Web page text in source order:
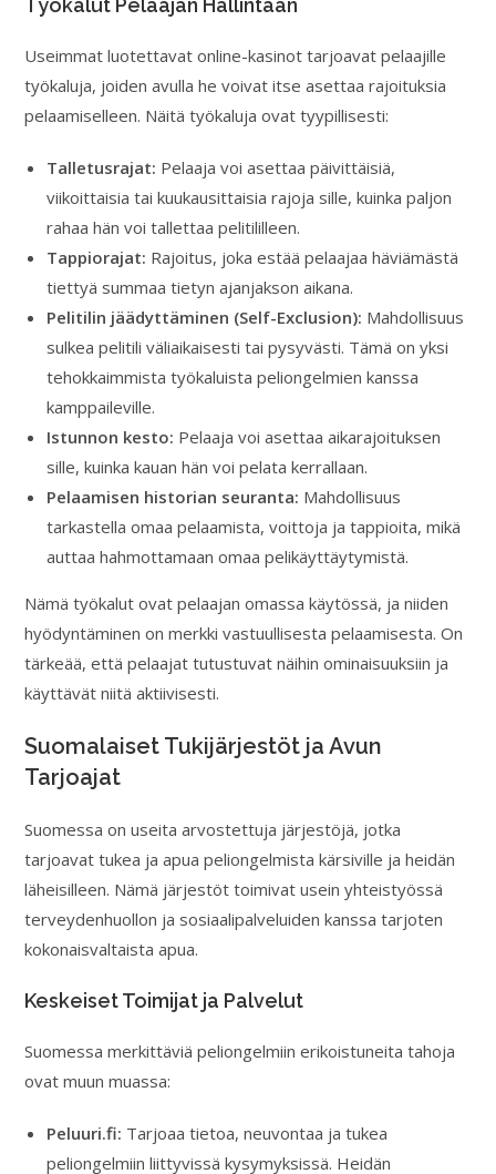
Työkalut Pelaajan Hallintaan
Useimmat luotettavat online-kasinot tarjoavat pelaajille
työkaluja, joiden avulla he voivat itse asettaa rajoituksia
pelaamiselleen. Näitä työkaluja ovat tyypillisesti:
Talletusrajat: Pelaaja voi asettaa päivittäisiä,
viikoittaisia tai kuukausittaisia rajoja sille, kuinka paljon
rahaa hän voi tallettaa pelitililleen.
Tappiorajat: Rajoitus, joka estää pelaajaa häviämästä
tiettyä summaa tietyn ajanjakson aikana.
Pelitilin jäädyttäminen (Self-Exclusion): Mahdollisuus
sulkea pelitili väliaikaisesti tai pysyvästi. Tämä on yksi
tehokkaimmista työkaluista peliongelmien kanssa
kamppaileville.
Istunnon kesto: Pelaaja voi asettaa aikarajoituksen
sille, kuinka kauan hän voi pelata kerrallaan.
Pelaamisen historian seuranta: Mahdollisuus
tarkastella omaa pelaamista, voittoja ja tappioita, mikä
auttaa hahmottamaan omaa pelikäyttäytymistä.
Nämä työkalut ovat pelaajan omassa käytössä, ja niiden
hyödyntäminen on merkki vastuullisesta pelaamisesta. On
tärkeää, että pelaajat tutustuvat näihin ominaisuuksiin ja
käyttävät niitä aktiivisesti.
Suomalaiset Tukijärjestöt ja Avun
Tarjoajat
Suomessa on useita arvostettuja järjestöjä, jotka
tarjoavat tukea ja apua peliongelmista kärsiville ja heidän
läheisilleen. Nämä järjestöt toimivat usein yhteistyössä
terveydenhuollon ja sosiaalipalveluiden kanssa tarjoten
kokonaisvaltaista apua.
Keskeiset Toimijat ja Palvelut
Suomessa merkittäviä peliongelmiin erikoistuneita tahoja
ovat muun muassa:
Peluuri.fi: Tarjoaa tietoa, neuvontaa ja tukea
peliongelmiin liittyvissä kysymyksissä. Heidän